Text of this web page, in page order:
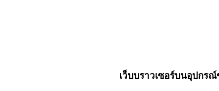
เว็บบราวเซอร์บนอุปกร